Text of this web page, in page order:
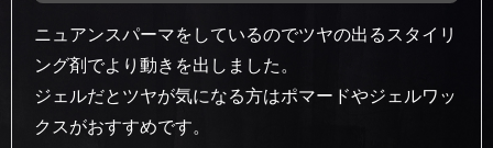
ニュアンスパーマをしているのでツヤの出るスタイリ
ング剤でより動きを出しました。
ジェルだとツヤが気になる方はポマードやジェルワッ
クスがおすすめです。